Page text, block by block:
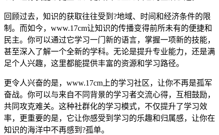
回顾过去，知识的获取往往受到?地域、时间和经济条件的限
制。而如今，www.17cm让知识的传播变得前所未有的便捷和
民主。你可以通过它学习一门新的语言，掌握一项新的技能，
甚至深入了解一个全新的学科。无论是提升专业能力，还是满
足个人兴趣，这里都能提供丰富的资源和学习路径。
更令人兴奋的是，www.17cm上的学习社区，让你不再是孤军
奋战。你可以与来自不同背景的学习者交流心得，互相鼓励，
共同攻克难关。这种社群化的学习模式，不仅提升了学习效
率，更重要的是，它让你感受到学习的乐趣和归属感，让你在
知识的海洋中不再感到?孤单。